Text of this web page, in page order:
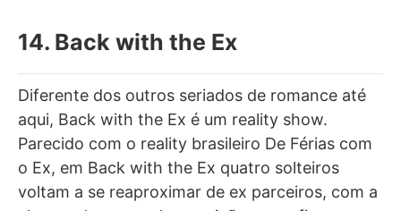
14. Back with the Ex
Diferente dos outros seriados de romance até
aqui, Back with the Ex é um reality show.
Parecido com o reality brasileiro De Férias com
o Ex, em Back with the Ex quatro solteiros
voltam a se reaproximar de ex parceiros, com a